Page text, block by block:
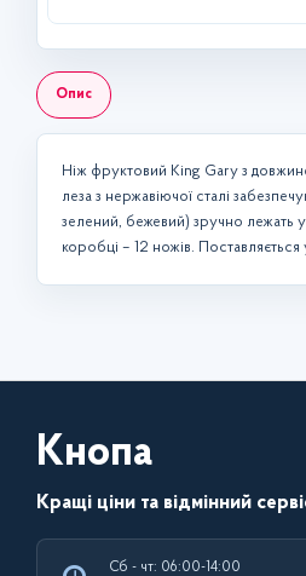
Опис
Ніж фруктовий King Gary з
леза з нержавіючої сталі
зелений, бежевий) зручно лежать
коробці – 12 ножів. Поставляється
Кнопа
Кращі ціни та відмінний
Сб - чт: 06:00-14:00